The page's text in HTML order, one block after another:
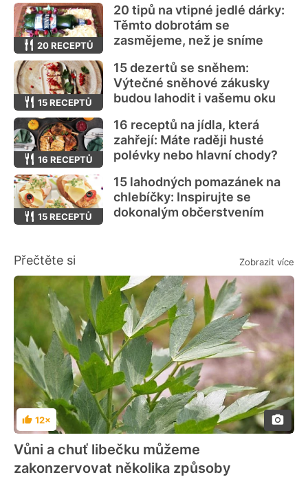
20 RECEPTŮ
20 tipů na vtipné jedlé dárky:
Těmto dobrotám se
zasmějeme, než je sníme
15 RECEPTŮ
15 dezertů se sněhem:
Výtečné sněhové zákusky
budou lahodit i vašemu oku
16 RECEPTŮ
16 receptů na jídla, která
zahřejí: Máte raději husté
polévky nebo hlavní chody?
15 RECEPTŮ
15 lahodných pomazánek na
chlebíčky: Inspirujte se
dokonalým občerstvením
Přečtěte si Zobrazit více
Hodnocení
12×
Vůni a chuť libečku můžeme
zakonzervovat několika způsoby